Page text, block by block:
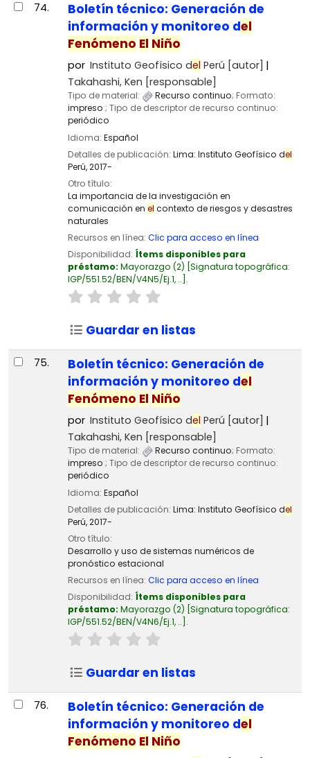
74.
Boletín técnico: Generación de
información y monitoreo del
Fenómeno El Niño
por Instituto Geofísico del Perú [autor]
Takahashi, Ken [responsable]
Tipo de material: Recurso continuo; Formato:
impreso ; Tipo de descriptor de recurso continuo:
periódico
Idioma: Español
Detalles de publicación: Lima: Instituto Geofísico del
Perú,2017-
Otro título:
La importancia de la investigación en
comunicación en el contexto de riesgos y desastres
naturales
Recursos en línea: Clic para acceso en línea
Disponibilidad: Ítems disponibles para
préstamo: Mayorazgo (2) Signatura topográfica:
IGP/551.52/BEN/V4N5/Ej.1, .. .
Guardar en listas
75.
Boletín técnico: Generación de
información y monitoreo del
Fenómeno El Niño
por Instituto Geofísico del Perú [autor]
Takahashi, Ken [responsable]
Tipo de material: Recurso continuo; Formato:
impreso ; Tipo de descriptor de recurso continuo:
periódico
Idioma: Español
Detalles de publicación: Lima: Instituto Geofísico del
Perú,2017-
Otro título:
Desarrollo y uso de sistemas numéricos de
pronóstico estacional
Recursos en línea: Clic para acceso en línea
Disponibilidad: Ítems disponibles para
préstamo: Mayorazgo (2) Signatura topográfica:
IGP/551.52/BEN/V4N6/Ej.1, .. .
Guardar en listas
76.
Boletín técnico: Generación de
información y monitoreo del
Fenómeno El Niño